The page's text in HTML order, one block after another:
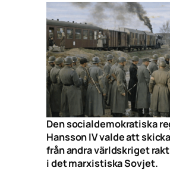
Den socialdemokratiska
Hansson IV valde att
från andra världskriget
i det marxistiska Sovjet.